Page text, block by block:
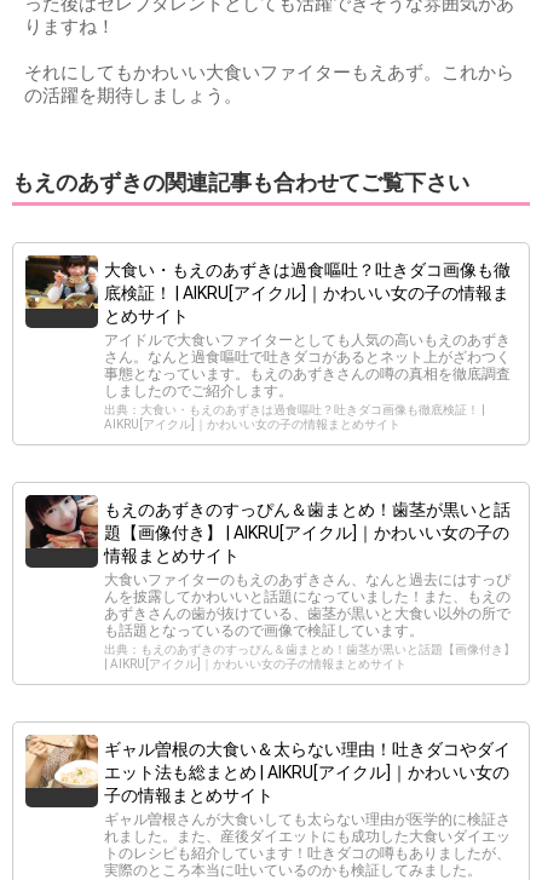
りますね！
それにしてもかわいい大食いファイターもえあず。これから
の活躍を期待しましょう。
もえのあずきの関連記事も合わせてご覧下さい
大食い・もえのあずきは過食嘔吐？吐きダコ画像も徹
底検証！ | AIKRU[アイクル]｜かわいい女の子の情報ま
とめサイト
アイドルで大食いファイターとしても人気の高いもえのあずき
さん。なんと過食嘔吐で吐きダコがあるとネット上がざわつく
事態となっています。もえのあずきさんの噂の真相を徹底調査
しましたのでご紹介します。
出典：大食い・もえのあずきは過食嘔吐？吐きダコ画像も徹底検証！ |
AIKRU[アイクル]｜かわいい女の子の情報まとめサイト
もえのあずきのすっぴん＆歯まとめ！歯茎が黒いと話
題【画像付き】 | AIKRU[アイクル]｜かわいい女の子の
情報まとめサイト
大食いファイターのもえのあずきさん、なんと過去にはすっぴ
んを披露してかわいいと話題になっていました！また、もえの
あずきさんの歯が抜けている、歯茎が黒いと大食い以外の所で
も話題となっているので画像で検証しています。
出典：もえのあずきのすっぴん＆歯まとめ！歯茎が黒いと話題【画像付き】
| AIKRU[アイクル]｜かわいい女の子の情報まとめサイト
ギャル曽根の大食い＆太らない理由！吐きダコやダイ
エット法も総まとめ | AIKRU[アイクル]｜かわいい女の
子の情報まとめサイト
ギャル曽根さんが大食いしても太らない理由が医学的に検証さ
れました。また、産後ダイエットにも成功した大食いダイエッ
トのレシピも紹介しています！吐きダコの噂もありましたが、
実際のところ本当に吐いているのかも検証してみました。